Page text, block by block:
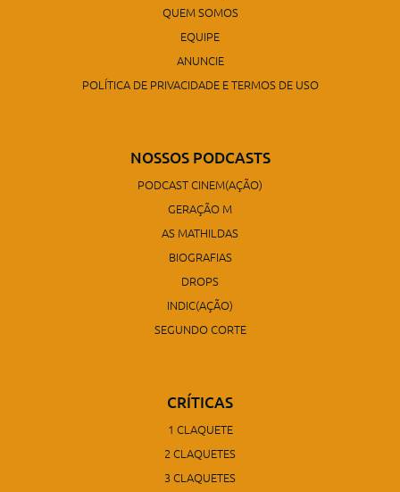
QUEM SOMOS
EQUIPE
ANUNCIE
POLÍTICA DE PRIVACIDADE E TERMOS DE USO
NOSSOS PODCASTS
PODCAST CINEM(AÇÃO)
GERAÇÃO M
AS MATHILDAS
BIOGRAFIAS
DROPS
INDIC(AÇÃO)
SEGUNDO CORTE
CRÍTICAS
1 CLAQUETE
2 CLAQUETES
3 CLAQUETES